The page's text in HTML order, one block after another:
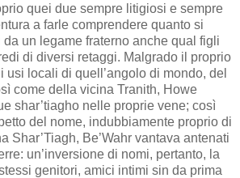
quei due sempre litigiosi e sempre
a farle comprendere quanto si
un legame fraterno anche qual figli
di diversi retaggi. Malgrado il proprio
usi locali di quell’angolo di mondo, del
come della vicina Tranith, Howe
shar’tiagho nelle proprie vene; così
del nome, indubbiamente proprio di
Shar’Tiagh, Be’Wahr vantava antenati
un’inversione di nomi, pertanto, la
genitori, amici intimi sin da prima